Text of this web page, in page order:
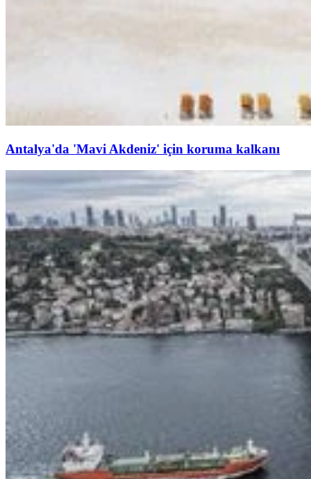
Antalya'da 'Mavi Akdeniz' için koruma kalkanı